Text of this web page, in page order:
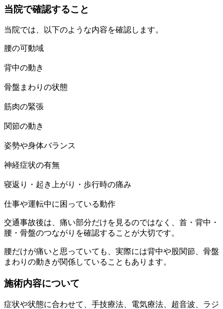
当院で確認すること
当院では、以下のような内容を確認します。
腰の可動域
背中の動き
骨盤まわりの状態
筋肉の緊張
関節の動き
姿勢や身体バランス
神経症状の有無
寝返り・起き上がり・歩行時の痛み
仕事や運転中に困っている動作
交通事故後は、痛い部分だけを見るのではなく、首・背中・
腰・骨盤のつながりを確認することが大切です。
腰だけが痛いと思っていても、実際には背中や股関節、骨盤
まわりの動きが関係していることもあります。
施術内容について
症状や状態に合わせて、手技療法、電気療法、超音波、ラジ